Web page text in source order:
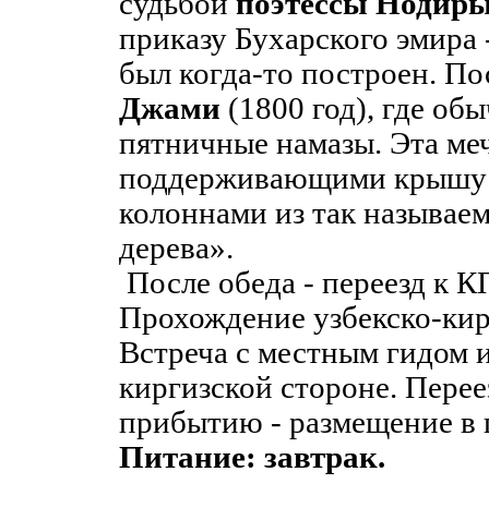
приказу Бухарского
был когда-то построен.
Джами (1800 год), где
пятничные намазы. Эта
поддерживающими
колоннами из так
дерева».
После обеда - переезд к
Прохождение узбекско-
Встреча с местным гидом
киргизской стороне.
прибытию - размещение в
Питание: завтрак.